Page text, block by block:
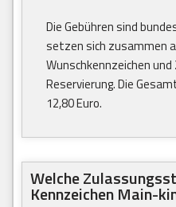
Die Gebühren sind
setzen sich zusammen
Wunschkennzeichen
Reservierung. Die
12,80 Euro.
Welche
Kennzeichen Main-